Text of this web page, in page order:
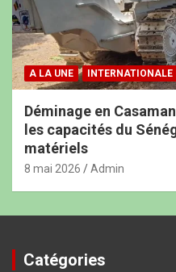
A LA UNE INTERNATIONALE
Déminage en
les capacités du
matériels
8 mai 2026 Admin
Catégories